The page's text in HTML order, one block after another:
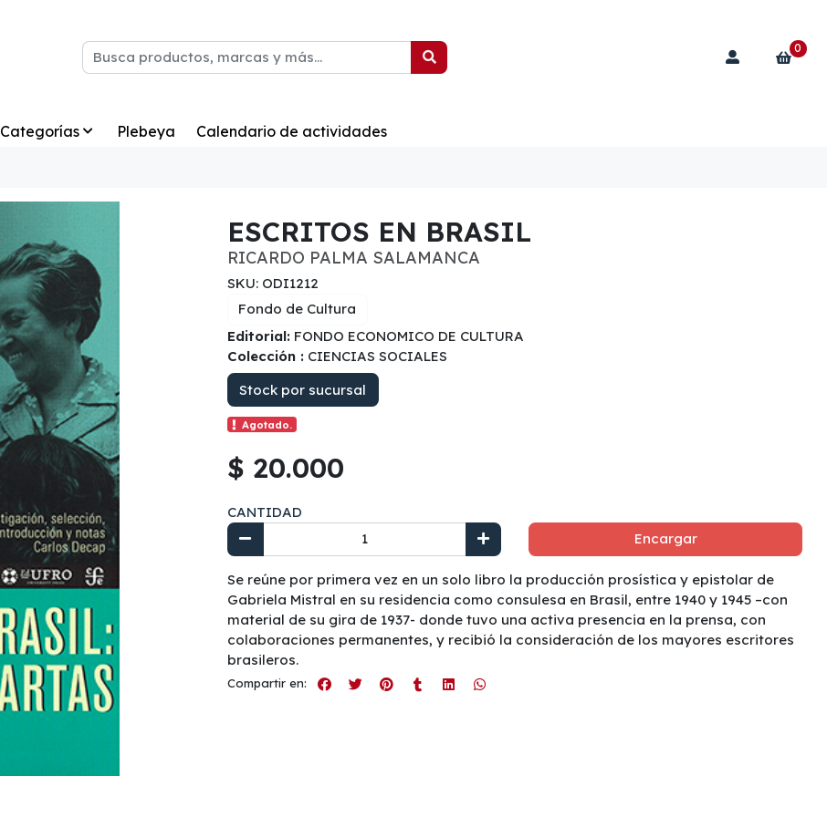
0
Categorías Plebeya Calendario de actividades
ESCRITOS EN BRASIL
RICARDO PALMA SALAMANCA
SKU: ODI1212
Fondo de Cultura
Editorial: FONDO ECONOMICO DE CULTURA
Colección : CIENCIAS SOCIALES
Stock por sucursal
Agotado.
$ 20.000
CANTIDAD
Encargar
Se reúne por primera vez en un solo libro la producción prosística y epistolar de
Gabriela Mistral en su residencia como consulesa en Brasil, entre 1940 y 1945 –con
material de su gira de 1937- donde tuvo una activa presencia en la prensa, con
colaboraciones permanentes, y recibió la consideración de los mayores escritores
brasileros.
Compartir en: